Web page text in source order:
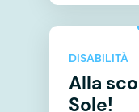
DISABILITÀ
Alla
Sole!